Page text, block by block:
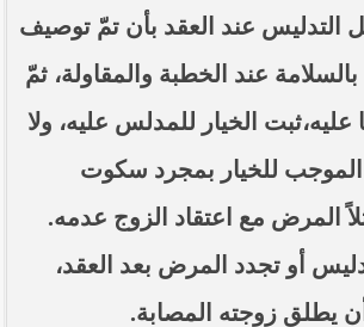
التدليس عند العقد بأن تمّ توصيف
بالسلامة عند الخطبة والمقاولة، ثمّ
عليه،ثبت الخيار للمدلس عليه، ولا
للخيار بمجرد سكوت
المرض مع اعتقاد الزوج عدمه.
أو تجدد المرض بعد العقد،
يطلق زوجته المصابة.